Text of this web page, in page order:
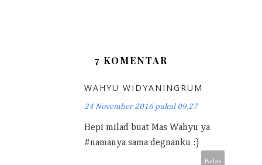
7 KOMENTAR
WAHYU WIDYANINGRUM
24 November 2016 pukul 09.27
Hepi milad buat Mas Wahyu ya
#namanya sama degnanku :)
Balas